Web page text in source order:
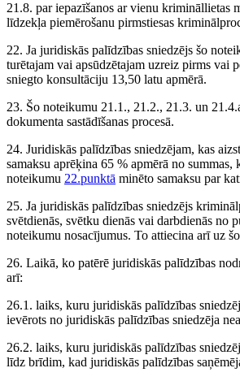
21.8. par iepazīšanos ar vienu krimināllietas
līdzekļa piemērošanu pirmstiesas
22. Ja juridiskās palīdzības sniedzējs šo
turētajam vai apsūdzētajam uzreiz pirms vai
sniegto konsultāciju 13,50 latu apmērā.
23. Šo noteikumu 21.1., 21.2., 21.3. un
dokumenta sastādīšanas procesā.
24. Juridiskās palīdzības sniedzējam, kas
samaksu aprēķina 65 % apmērā no
noteikumu 22.punktā minēto samaksu par
25. Ja juridiskās palīdzības sniedzējs
svētdienās, svētku dienās vai darbdienās no
noteikumu nosacījumus. To attiecina arī uz
26. Laikā, ko patērē juridiskās palīdzības
arī:
26.1. laiks, kuru juridiskās palīdzības
ievērots no juridiskās palīdzības sniedzēja
26.2. laiks, kuru juridiskās palīdzības
līdz brīdim, kad juridiskās palīdzības